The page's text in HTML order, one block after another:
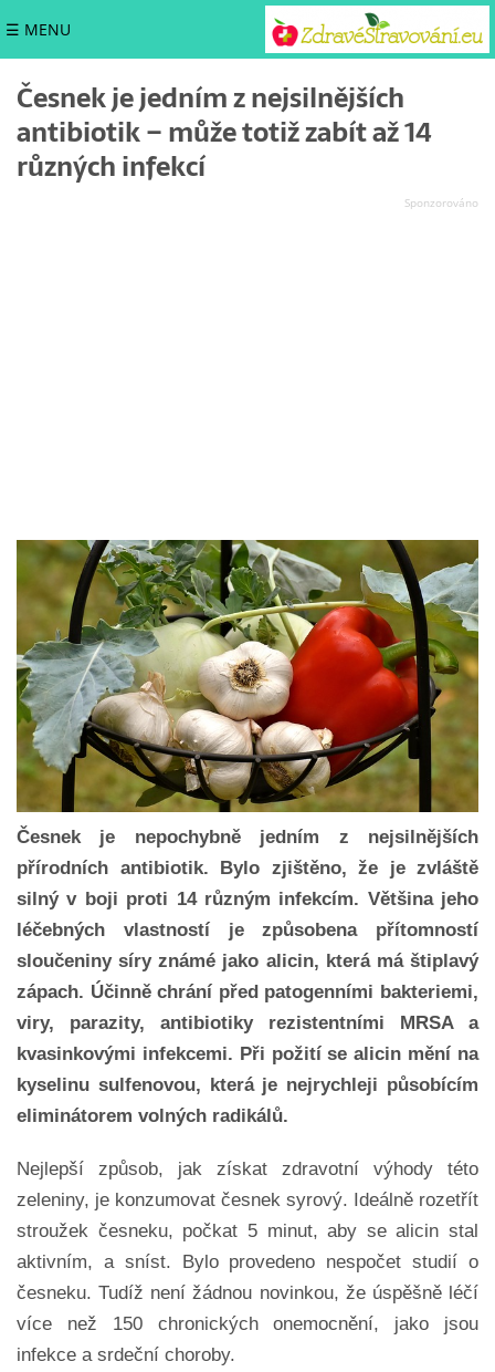
☰ MENU
Česnek je jedním z nejsilnějších
antibiotik – může totiž zabít až 14
různých infekcí
Česnek je nepochybně jedním z nejsilnějších
přírodních antibiotik. Bylo zjištěno, že je zvláště
silný v boji proti 14 různým infekcím. Většina jeho
léčebných vlastností je způsobena přítomností
sloučeniny síry známé jako alicin, která má štiplavý
zápach. Účinně chrání před patogenními bakteriemi,
viry, parazity, antibiotiky rezistentními MRSA a
kvasinkovými infekcemi. Při požití se alicin mění na
kyselinu sulfenovou, která je nejrychleji působícím
eliminátorem volných radikálů.
Nejlepší způsob, jak získat zdravotní výhody této
zeleniny, je konzumovat česnek syrový. Ideálně rozetřít
stroužek česneku, počkat 5 minut, aby se alicin stal
aktivním, a sníst. Bylo provedeno nespočet studií o
česneku. Tudíž není žádnou novinkou, že úspěšně léčí
více než 150 chronických onemocnění, jako jsou
infekce a srdeční choroby.